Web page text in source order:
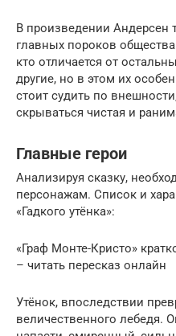
В произведении Андерсен
главных пороков
кто отличается от
другие, но в этом их
стоит судить по
скрываться чистая и
Главные герои
Анализируя сказку,
персонажам. Список и
«Гадкого утёнка»:
«Граф Монте-Кристо»
– читать пересказ онлайн
Утёнок, впоследствии
величественного лебедя.